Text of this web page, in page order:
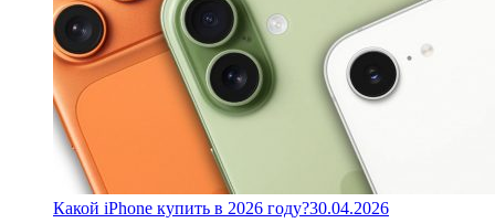
Какой iPhone купить в 2026 году?30.04.2026